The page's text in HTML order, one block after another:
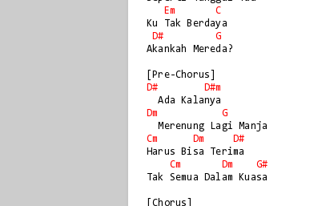
Em
C
Ku Tak Berdaya
D#
G
Akankah Mereda?
D#
D#m
Dm
G
Cm
Dm
D#
Harus Bisa Terima
Cm
Dm
G#
Tak Semua Dalam Kuasa